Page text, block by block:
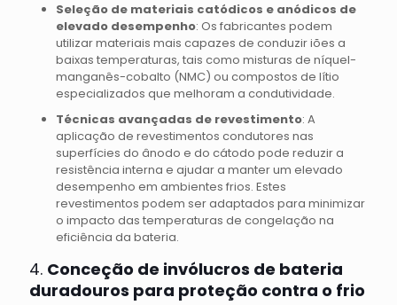
Seleção de materiais catódicos e anódicos de
elevado desempenho: Os fabricantes podem
utilizar materiais mais capazes de conduzir iões a
baixas temperaturas, tais como misturas de níquel-
manganês-cobalto (NMC) ou compostos de lítio
especializados que melhoram a condutividade.
Técnicas avançadas de revestimento: A
aplicação de revestimentos condutores nas
superfícies do ânodo e do cátodo pode reduzir a
resistência interna e ajudar a manter um elevado
desempenho em ambientes frios. Estes
revestimentos podem ser adaptados para minimizar
o impacto das temperaturas de congelação na
eficiência da bateria.
4. Conceção de invólucros de bateria
duradouros para proteção contra o frio